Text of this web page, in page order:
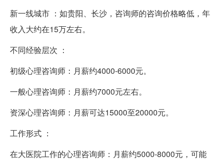
新一线城市 ：如贵阳、长沙，咨询师的咨询价格略低，年
收入大约在15万左右。
不同经验层次 ：
初级心理咨询师：月薪约4000-6000元。
一般心理咨询师：月薪约7000元左右。
资深心理咨询师：月薪可达15000至20000元。
工作形式 ：
在大医院工作的心理咨询师：月薪约5000-8000元，可能